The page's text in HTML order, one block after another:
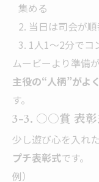
集める
当日は司会が
1人1〜2分でコ
ムービーより準備
主役の“人柄”がよ
す。
3-3. ○○賞 表彰
少し遊び心を入れ
プチ表彰式です。
例）